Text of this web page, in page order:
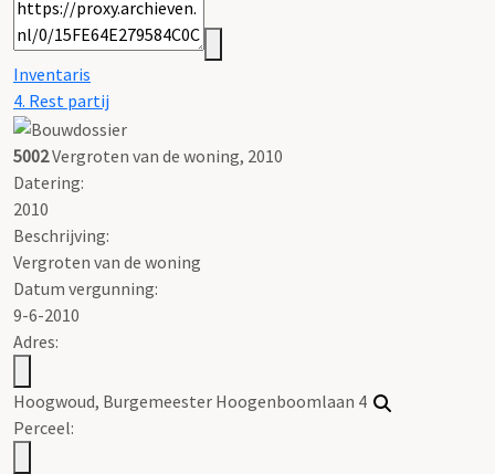
Inventaris
4. Rest partij
5002Vergroten van de woning, 2010
Datering:
2010
Beschrijving:
Vergroten van de woning
Datum vergunning:
9-6-2010
Adres:
Hoogwoud, Burgemeester Hoogenboomlaan 4
Perceel: